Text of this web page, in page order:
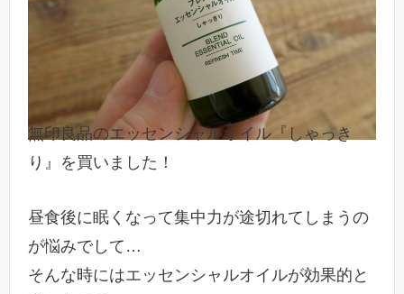
無印良品のエッセンシャルオイル『しゃっき
り』を買いました！
昼食後に眠くなって集中力が途切れてしまうの
が悩みでして…
そんな時にはエッセンシャルオイルが効果的と